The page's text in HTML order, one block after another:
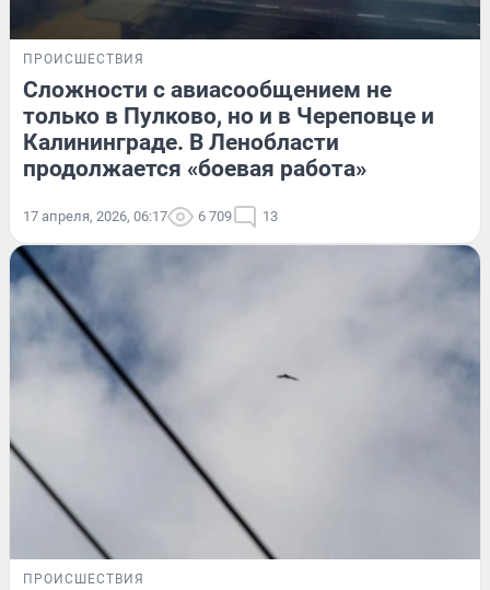
ПРОИСШЕСТВИЯ
Сложности с авиасообщением не
только в Пулково, но и в Череповце и
Калининграде. В Ленобласти
продолжается «боевая работа»
17 апреля, 2026, 06:17 6 709 13
ПРОИСШЕСТВИЯ